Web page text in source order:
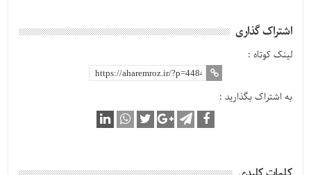
اشتراک گذاری
لینک کوتاه :
به اشتراک بگذارید :